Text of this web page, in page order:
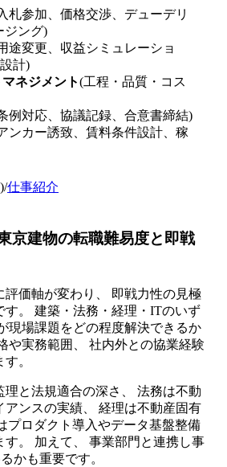
札参加、価格交渉、デューデリ
ジング)
途変更、収益シミュレーショ
計)
ネジメント(工程・品質・コス
例対応、協議記録、合意書締結)
ンカー誘致、賃料条件設計、稼
仕事紹介
京建物の転職難易度と即戦
評価軸が変わり、 即戦力性の見極
す。 建築・法務・経理・ITのいず
現場課題をどの程度解決できるか
や実務範囲、 社内外との協業経験
。
理と法規適合の深さ、 法務は不動
アンスの実績、 経理は不動産固有
プロダクト導入やデータ基盤整備
す。 加えて、 事業部門と連携し事
かも重要です。